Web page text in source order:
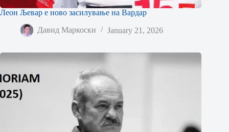
Леон Љевар е ново засилување на Вардар
Давид Маркоски January 21, 2026